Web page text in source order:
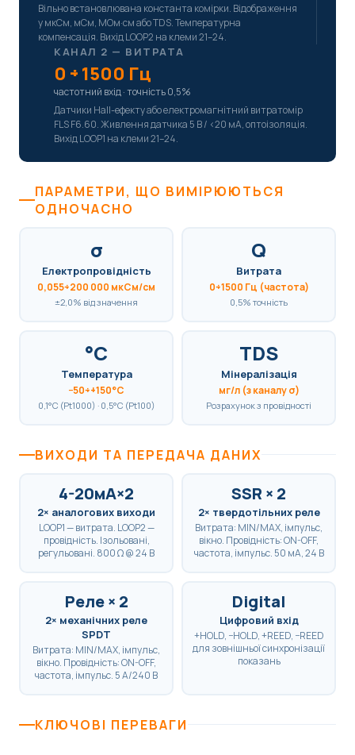
Вільно встановлювана константа комірки. Відображення
у мкСм, мСм, МОм·см або TDS. Температурна
компенсація. Вихід LOOP2 на клеми 21–24.
КАНАЛ 2 — ВИТРАТА
0 ÷ 1500 Гц
частотний вхід · точність 0,5%
Датчики Hall-ефекту або електромагнітний витратомір
FLS F6.60. Живлення датчика 5 В / <20 мА, оптоізоляція.
Вихід LOOP1 на клеми 21–24.
ПАРАМЕТРИ, ЩО ВИМІРЮЮТЬСЯ
ОДНОЧАСНО
σ
Електропровідність
0,055÷200 000 мкСм/см
±2,0% від значення
Q
Витрата
0÷1500 Гц (частота)
0,5% точність
°C
Температура
−50÷+150°C
0,1°C (Pt1000) · 0,5°C (Pt100)
TDS
Мінералізація
мг/л (з каналу σ)
Розрахунок з провідності
ВИХОДИ ТА ПЕРЕДАЧА ДАНИХ
4-20мА×2
2× аналогових виходи
LOOP1 — витрата. LOOP2 —
провідність. Ізольовані,
регульовані. 800 Ω @ 24 В
SSR × 2
2× твердотільних реле
Витрата: MIN/MAX, імпульс,
вікно. Провідність: ON-OFF,
частота, імпульс. 50 мА, 24 В
Реле × 2
2× механічних реле
SPDT
Витрата: MIN/MAX, імпульс,
вікно. Провідність: ON-OFF,
частота, імпульс. 5 А/240 В
Digital
Цифровий вхід
+HOLD, −HOLD, +REED, −REED
для зовнішньої синхронізації
показань
КЛЮЧОВІ ПЕРЕВАГИ